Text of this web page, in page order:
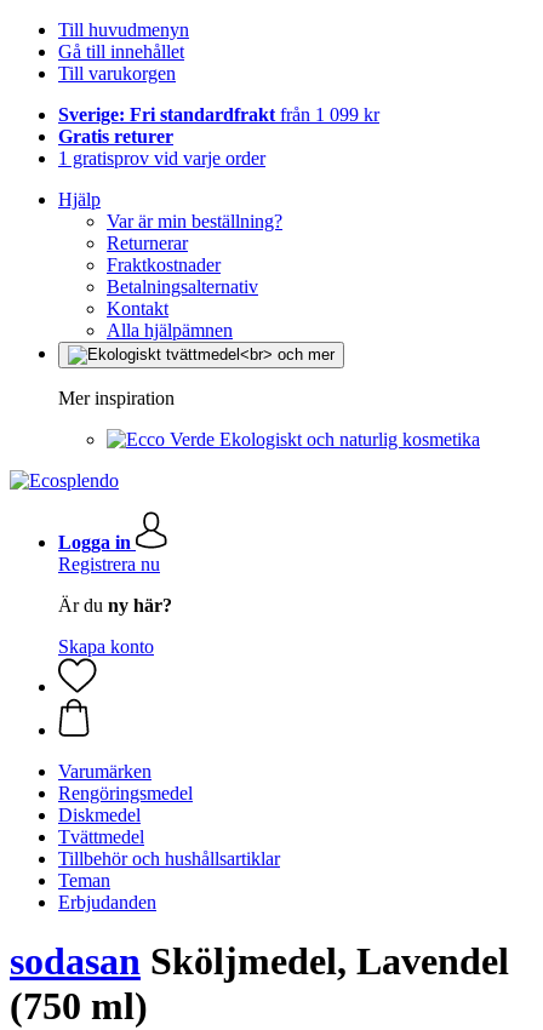
Till huvudmenyn
Gå till innehållet
Till varukorgen
Sverige: Fri standardfrakt från 1 099 kr
Gratis returer
1 gratisprov vid varje order
Hjälp
Var är min beställning?
Returnerar
Fraktkostnader
Betalningsalternativ
Kontakt
Alla hjälpämnen
Mer inspiration
Ekologiskt och naturlig kosmetika
Logga in
Registrera nu
Är du ny här?
Skapa konto
Varumärken
Rengöringsmedel
Diskmedel
Tvättmedel
Tillbehör och hushållsartiklar
Teman
Erbjudanden
sodasan Sköljmedel, Lavendel
(750 ml)